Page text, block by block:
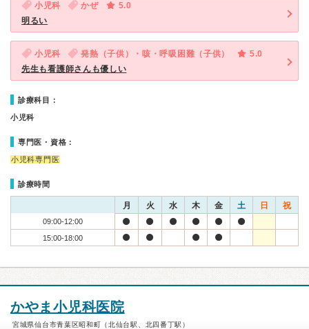
小児科 かぜ
5.0
明るい
小児科 発熱（子供）・咳・呼吸困難（子供）
5.0
先生も看護師さんも優しい
診療科目：
小児科
専門医・資格：
小児科専門医
診療時間
月 火 水 木 金 土 日 祝
09:00-12:00
15:00-18:00
かやま小児科医院
宮城県仙台市青葉区昭和町（北仙台駅、北四番丁駅）